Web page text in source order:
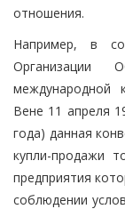
отношения.
Например, в
Организации
международной
Вене 11 апреля
года) данная
купли-продажи
предприятия
соблюдении